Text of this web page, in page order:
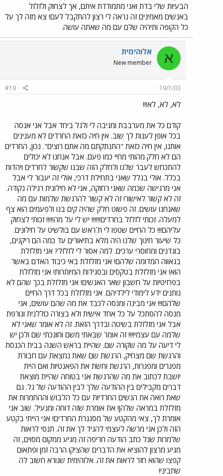
הבעיות שלי בדת ואני מתמודדת איתם, אך לצחוק ולזלזל
באנשים מאמינים זה נראה לי רצון להתקבל לעם! צא מזה לך על
כל הקופה ותיהיה שלם עם מה שאתה עושה.
א אלוהימית
New member
19/1/03
#19
לא, לא, לא!!!
קודם כל את מערבבת ומגיבה לי ולגל ביחד אבל אני אנסה
בכל אופן לענות לך שוב. אין חיה כזאת החרדים לא מענינים
אותנו, אין חיה כזאת "התנתקתם מה אתם רוצים". נכון, החרדים
הם לא חלק מהותי מחיי כמו פעם. אבל אנחנו לא יכולים
להתכחש לעבר שלנו ולחלק הזה שבנו שקשור לחרדים ויהדות
בכלל. אולי בגלל שאני בתחילת דרכי, אולי זה יעבור לי אבל
אני מרגישה שכמה שאני רחוקה, אני לא חילונית רגילה נקודה.
זה לא קשור לאישור! זה לא קשור להרגשת שלמות עם מה
שאנחנו עושים. זה פשוט חלק שהיה קים בנו ולפעמים הוא צף
למעלה. זכותי לזלזל בחרדים!!!!!! יש לי על מה!!!!! זכותי לצחוק
עליהם!!! כל החיים שטפו לי ת´ראש עם בולשיט על חילונים.
כל שיעור חינוך שלנו היה מלא בתיאורים עד כמה הם ריקנים,
בוגדנים ומחוסרי ערכים. למה אסור לי לזלזל? אני מזלזלת
בגאווה המדומה שלהם! אני מזלזלת באי כיבוד האדם באשר
הוא! אני מזלזלת בטקסים ובסגידות המיותרות! אני מזלזלת
בפרזיטיות על חשבון שאר האנשים! אני מזלזלת בכך שהם לא
נותנים ידע לימודי לילדיהם. אני מזלזלת בכל דרך החיים
שלהם!!! אני מבינה ומנסה לכבד את מה שהם עושים, אני
מנסה להסתכל על כל אחד אישית ולא בצורה כוללנית וגורפת
אבל אני מזלזלת בשיטה ובדרך הזאת. זה לא אומר שאני לא
שלמה עם עצמי!!!! זה אומר שבאתי משם וחונכתי שם ולכן יש
לי דיעה על מה שקורה שם. שהיית בראש השנה בבית הכנסת
והרגשת שם מצחיק, הרגשת שם שאת נמצאת עם חבורת
מפגרים ומפגרות, הרגשת וחשת את הפאנטיות ואם היית
יושבת לכתוב את מה שהרגשת אני בטוחה שהיית מוצאת
דברים מקבילים בין ההודעה שלך לבין ההודעה של גל. גם
שאת רואה את הנשים החרדיות עם כל הלבוש וההחמרות את
מזלזלת במראה שלהן! את אומרת שזה דוחה ומגעיל. שוב אני
אומרת לך, צאי מהקטע של מסנגרת החרדים! אני הייתי בקטע
הזה ולכן אני מרשה לעצמי להגיד לך את זה. תנסי לראות
שלמרות שגל כתב הודעה חריפה זה מגיע ממקום מסוים, זה
מגיע מרצון להוציא את הדברים שהציקו הרבה זמן ופתאום
קפצו שהוא חזר לראות את זה. אלוהימית שנורא חשוב לה
שתביני!